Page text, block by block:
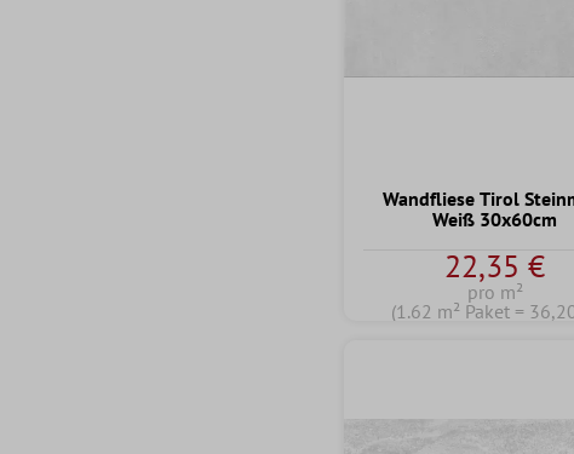
Wandfliese Tirol
Weiß 30x60cm
22,35 €
pro m²
(1.62 m² Paket =